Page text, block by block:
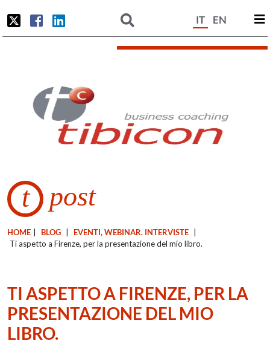
IT EN
t post
HOME BLOG EVENTI, WEBINAR. INTERVISTE
Ti aspetto a Firenze, per la presentazione del mio libro.
TI ASPETTO A FIRENZE, PER LA
PRESENTAZIONE DEL MIO
LIBRO.